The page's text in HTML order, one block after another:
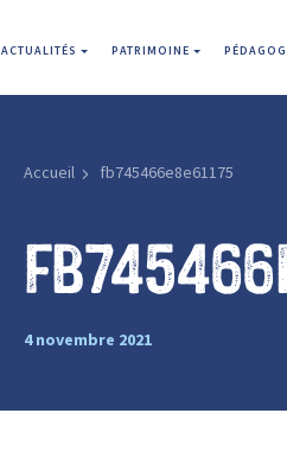
ACTUALITÉS PATRIMOINE
Accueil fb745466e8e61175
4 novembre 2021